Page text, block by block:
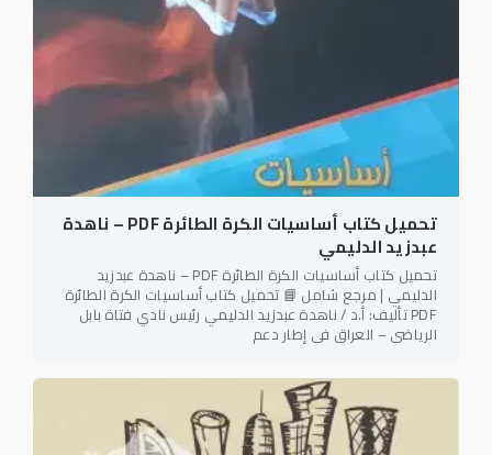
تحميل كتاب أساسيات الكرة الطائرة PDF – ناهدة
عبدزيد الدليمي
تحميل كتاب أساسيات الكرة الطائرة PDF – ناهدة عبدزيد
الدليمي | مرجع شامل 📘 تحميل كتاب أساسيات الكرة الطائرة
PDF تأليف: أ.د / ناهدة عبدزيد الدليمي رئيس نادي فتاة بابل
الرياضي – العراق في إطار دعم